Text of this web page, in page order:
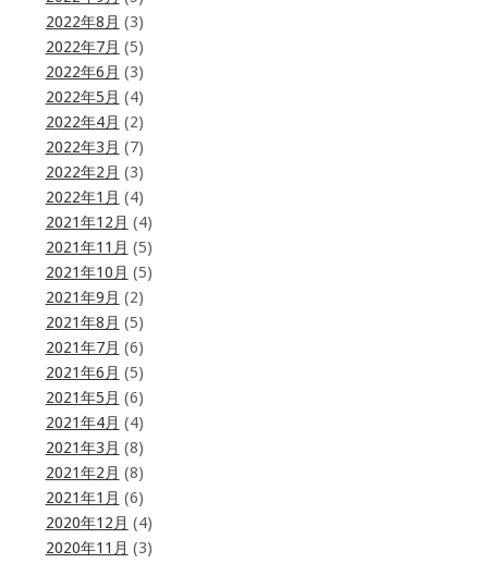
2022年8月 (3)
2022年7月 (5)
2022年6月 (3)
2022年5月 (4)
2022年4月 (2)
2022年3月 (7)
2022年2月 (3)
2022年1月 (4)
2021年12月 (4)
2021年11月 (5)
2021年10月 (5)
2021年9月 (2)
2021年8月 (5)
2021年7月 (6)
2021年6月 (5)
2021年5月 (6)
2021年4月 (4)
2021年3月 (8)
2021年2月 (8)
2021年1月 (6)
2020年12月 (4)
2020年11月 (3)